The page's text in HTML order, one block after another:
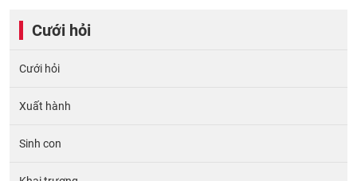
Cưới hỏi
Cưới hỏi
Xuất hành
Sinh con